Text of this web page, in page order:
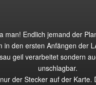
man! Endlich jemand der
in den ersten Anfängen der
geil verarbeitet sondern
unschlagbar.
der Stecker auf der Karte.